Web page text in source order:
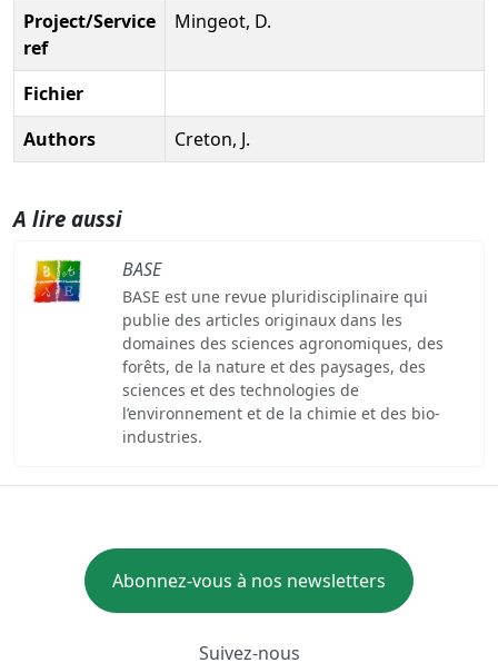
Project/Service
ref
Mingeot, D.
Fichier
Authors
Creton, J.
A lire aussi
BASE
BASE est une revue pluridisciplinaire qui
publie des articles originaux dans les
domaines des sciences agronomiques, des
forêts, de la nature et des paysages, des
sciences et des technologies de
l’environnement et de la chimie et des bio-
industries.
Abonnez-vous à nos newsletters
Suivez-nous